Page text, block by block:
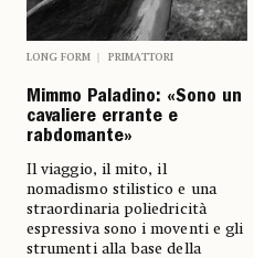
LONG FORM PRIMATTORI
Mimmo Paladino: «Sono un
cavaliere errante e
rabdomante»
Il viaggio, il mito, il
nomadismo stilistico e una
straordinaria poliedricità
espressiva sono i moventi e gli
strumenti alla base della